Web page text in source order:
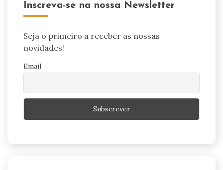
Inscreva-se na nossa Newsletter
Seja o primeiro a receber as nossas
novidades!
Email